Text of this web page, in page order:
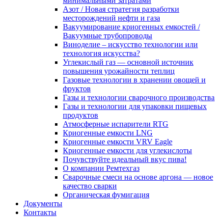
Азот / Новая стратегия разработки
месторождений нефти и газа
Вакуумирование криогенных емкостей /
Вакуумные трубопроводы
Виноделие – искусство технологии или
технология искусства?
Углекислый газ — основной источник
повышения урожайности теплиц
Газовые технологии в хранении овощей и
фруктов
Газы и технологии сварочного производства
Газы и технологии для упаковки пищевых
продуктов
Атмосферные испарители RTG
Криогенные емкости LNG
Криогенные емкости VRV Eagle
Криогенные емкости для углекислоты
Почувствуйте идеальный вкус пива!
О компании Ремтехгаз
Сварочные смеси на основе аргона — новое
качество сварки
Органическая фумигация
Документы
Контакты